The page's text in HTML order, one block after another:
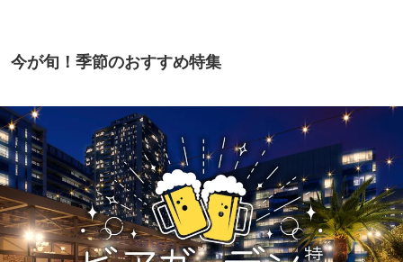
今が旬！季節のおすすめ特集